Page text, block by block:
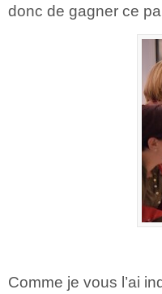
donc de gagner ce
Comme je vous l’ai